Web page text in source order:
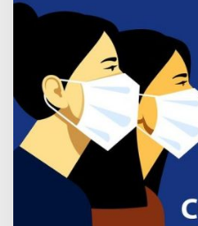
l
k
a
n
B
a
n
t
u